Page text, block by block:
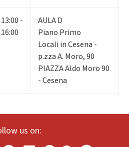
13:00 -
16:00
AULA D
Piano Primo
Locali in Cesena -
p.zza A. Moro, 90
PIAZZA Aldo Moro 90
- Cesena
us on: